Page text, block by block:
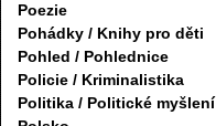
Poezie
Pohádky / Knihy pro děti
Pohled / Pohlednice
Policie / Kriminalistika
Politika / Politické myšlení